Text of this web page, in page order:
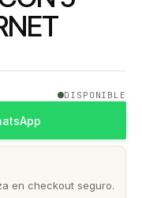
DISPONIBLE
en checkout seguro.